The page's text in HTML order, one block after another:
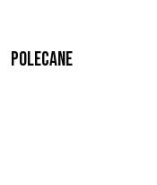
Polecane